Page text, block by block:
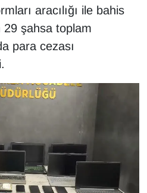
aracılığı ile bahis
29 şahsa toplam
para cezası